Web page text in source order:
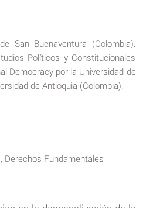
San Buenaventura (Colombia).
Políticos y Constitucionales
Democracy por la Universidad de
de Antioquia (Colombia).
Derechos Fundamentales